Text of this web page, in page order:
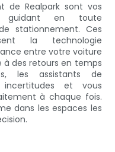
de Realpark sont vos
guidant en toute
stationnement. Ces
la technologie
entre votre voiture
à des retours en temps
les assistants de
et vous
à chaque fois.
dans les espaces les